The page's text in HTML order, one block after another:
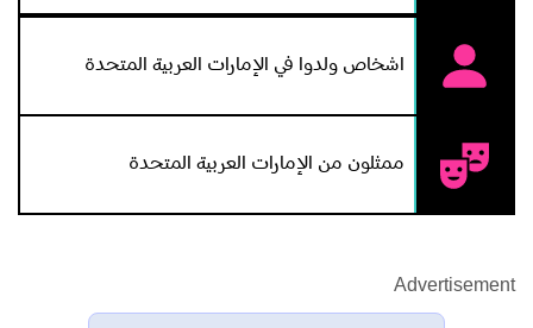
اشخاص ولدوا في الإمارات العربية المتحدة
ممثلون من الإمارات العربية المتحدة
Advertisement